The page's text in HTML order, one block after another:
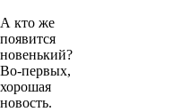
А кто же
появится
новенький?
Во-первых,
хорошая
новость.